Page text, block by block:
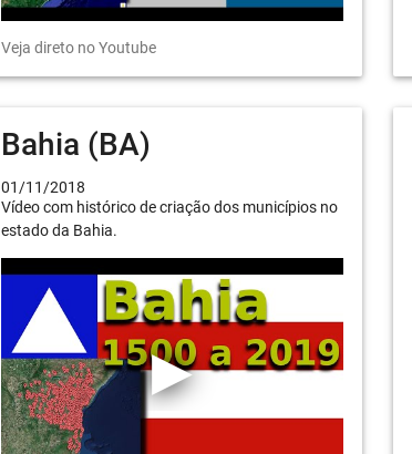
Veja direto no Youtube
Bahia (BA)
01/11/2018
Vídeo com histórico de criação dos municípios no
estado da Bahia.